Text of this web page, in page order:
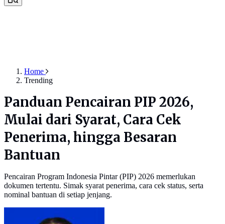
Home
Trending
Panduan Pencairan PIP 2026,
Mulai dari Syarat, Cara Cek
Penerima, hingga Besaran
Bantuan
Pencairan Program Indonesia Pintar (PIP) 2026 memerlukan
dokumen tertentu. Simak syarat penerima, cara cek status, serta
nominal bantuan di setiap jenjang.